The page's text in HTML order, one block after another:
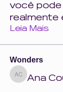
você pode
realmente
Leia Mais
Wonders
Ana Coura
Ana